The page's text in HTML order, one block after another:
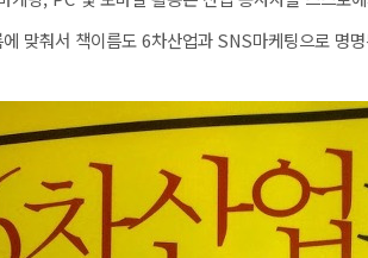
맞춰서 책이름도 6차산업과 SNS마케팅으로 명